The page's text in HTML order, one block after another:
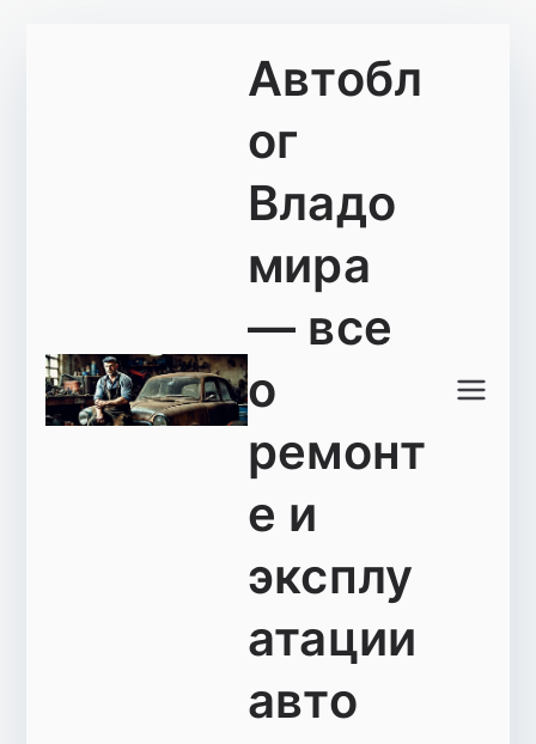
Автобл
ог
Владо
мира
— все
о
ремонт
е и
эксплу
атации
авто